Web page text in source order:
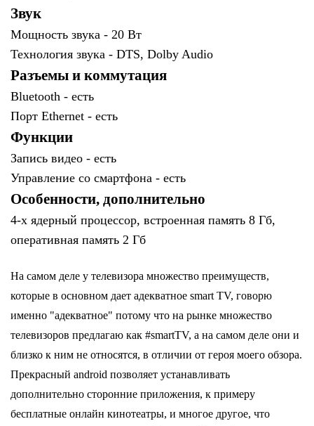
Звук
Мощность звука - 20 Вт
Технология звука - DTS, Dolby Audio
Разъемы и коммутация
Bluetooth - есть
Порт Ethernet - есть
Функции
Запись видео - есть
Управление со смартфона - есть
Особенности, дополнительно
4-х ядерный процессор, встроенная память 8 Гб,
оперативная память 2 Гб
На самом деле у телевизора множество преимуществ,
которые в основном дает адекватное smart TV, говорю
именно "адекватное" потому что на рынке множество
телевизоров предлагаю как #smartTV, а на самом деле они и
близко к ним не относятся, в отличии от героя моего обзора.
Прекрасный android позволяет устанавливать
дополнительно сторонние приложения, к примеру
бесплатные онлайн кинотеатры, и многое другое, что